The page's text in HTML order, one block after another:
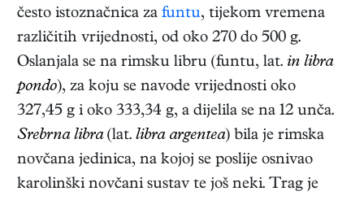
često istoznačnica za funtu, tijekom vremena
različitih vrijednosti, od oko 270 do 500 g.
Oslanjala se na rimsku libru (funtu, lat. in libra
pondo), za koju se navode vrijednosti oko
327,45 g i oko 333,34 g, a dijelila se na 12 unča.
Srebrna libra(lat. libra argentea) bila je rimska
novčana jedinica, na kojoj se poslije osnivao
karolinški novčani sustav te još neki. Trag je